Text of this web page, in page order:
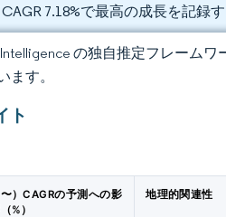
7.18%で最高の成長を記録
の独自推定フレーム
す。
ト
〜）CAGRの予測への影
%）
地理的関連性